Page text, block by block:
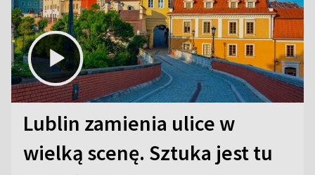
Lublin zamienia ulice w
wielką scenę. Sztuka jest tu